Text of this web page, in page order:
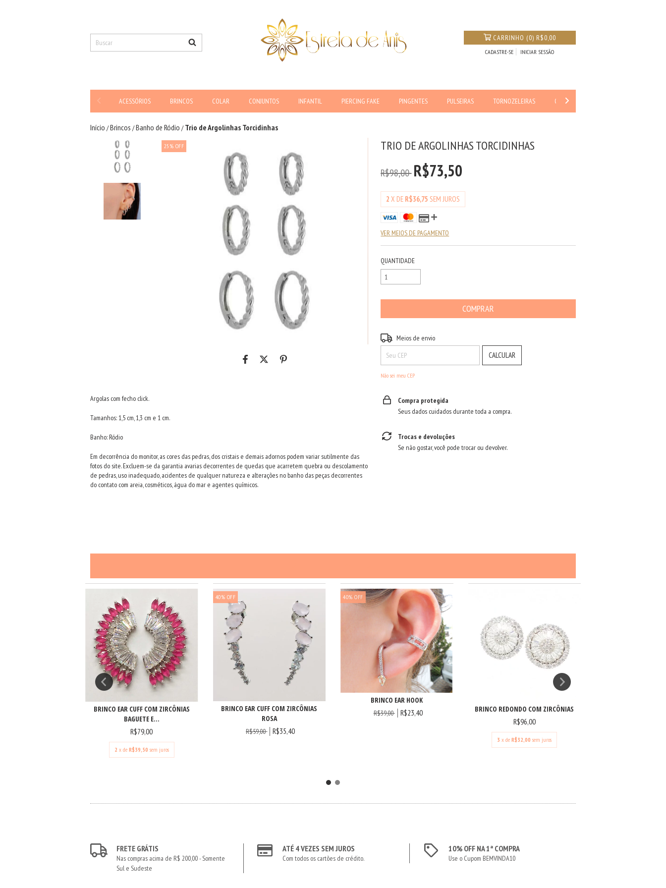
CARRINHO (0) R$0,00
CADASTRE-SE INICIAR SESSÃO
ACESSÓRIOS BRINCOS COLAR CONJUNTOS INFANTIL PIERCING FAKE PINGENTES PULSEIRAS TORNOZELEIRAS OUTLET
Início /Brincos /Banho de Ródio / Trio de Argolinhas Torcidinhas
25 % OFF
Argolas com fecho click.
Tamanhos: 1,5 cm, 1,3 cm e 1 cm.
Banho: Ródio
Em decorrência do monitor, as cores das pedras, dos cristais e demais adornos podem variar sutilmente das
fotos do site. Excluem-se da garantia avarias decorrentes de quedas que acarretem quebra ou descolamento
de pedras, uso inadequado, acidentes de qualquer natureza e alterações no banho das peças decorrentes
do contato com areia, cosméticos, água do mar e agentes químicos.
TRIO DE ARGOLINHAS TORCIDINHAS
R$98,00 R$73,50
2 X DE R$36,75 SEM JUROS
VER MEIOS DE PAGAMENTO
QUANTIDADE
Entregas para o CEP:
Meios de envio
CALCULAR
Não sei meu CEP
Compra protegida
Seus dados cuidados durante toda a compra.
Trocas e devoluções
Se não gostar, você pode trocar ou devolver.
BRINCO EAR CUFF COM ZIRCÔNIAS
BAGUETE E...
R$79,00
2 x de R$39,50 sem juros
40% OFF
BRINCO EAR CUFF COM ZIRCÔNIAS
ROSA
R$59,00 R$35,40
40% OFF
BRINCO EAR HOOK
R$39,00 R$23,40 BRINCO REDONDO COM ZIRCÔNIAS
R$96,00
3 x deR$32,00 sem juros
FRETE GRÁTIS
Nas compras acima de R$ 200,00 - Somente
Sul e Sudeste
ATÉ 4 VEZES SEM JUROS
Com todos os cartões de crédito.
10% OFF NA 1ª COMPRA
Use o Cupom BEMVINDA10